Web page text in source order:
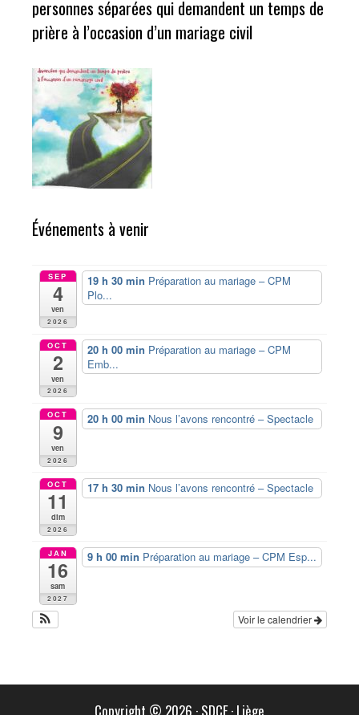
personnes séparées qui demandent un temps de
prière à l’occasion d’un mariage civil
Événements à venir
SEP
4
ven
2026
19 h 30 min Préparation au mariage – CPM
Plo...
OCT
2
ven
2026
20 h 00 min Préparation au mariage – CPM
Emb...
OCT
9
ven
2026
20 h 00 min Nous l’avons rencontré – Spectacle
OCT
11
dim
2026
17 h 30 min Nous l’avons rencontré – Spectacle
JAN
16
sam
2027
9 h 00 min Préparation au mariage – CPM Esp...
Voir le calendrier
Copyright © 2026 · SDCF· Liège